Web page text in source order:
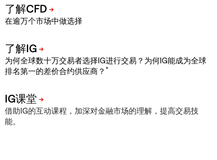
在逾万个市场中做选择
为何全球数十万交易者选择IG进行交易？为何IG能成为全球
排名第一的差价合约供应商？ *
借助IG的互动课程，加深对金融市场的理解，提高交易技
能。